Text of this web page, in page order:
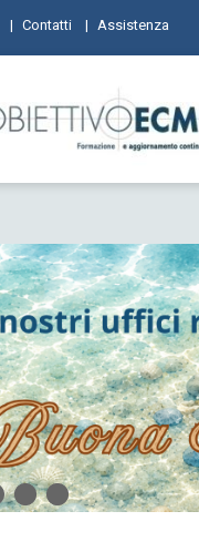
Contatti Assistenza
2 3
2 3